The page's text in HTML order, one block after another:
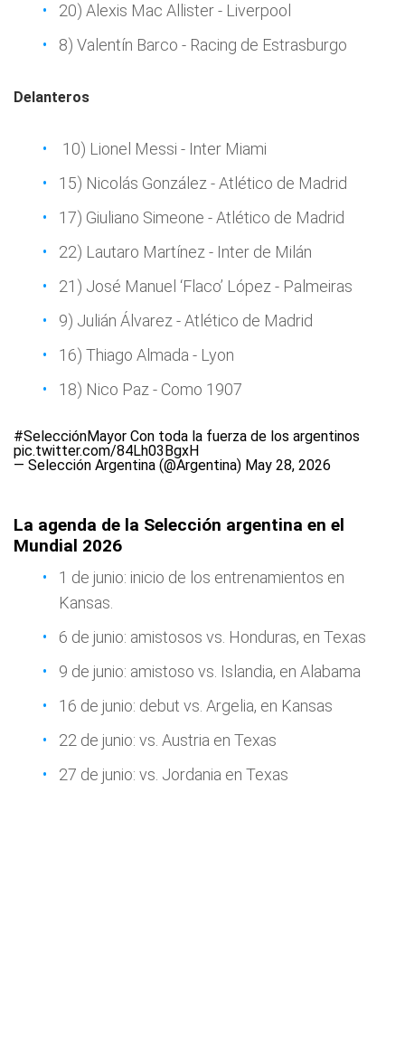
20) Alexis Mac Allister - Liverpool
8) Valentín Barco - Racing de Estrasburgo
Delanteros
10) Lionel Messi - Inter Miami
15) Nicolás González - Atlético de Madrid
17) Giuliano Simeone - Atlético de Madrid
22) Lautaro Martínez - Inter de Milán
21) José Manuel ‘Flaco’ López - Palmeiras
9) Julián Álvarez - Atlético de Madrid
16) Thiago Almada - Lyon
18) Nico Paz - Como 1907
#SelecciónMayor Con toda la fuerza de los argentinos
pic.twitter.com/84Lh03BgxH
— Selección Argentina (@Argentina) May 28, 2026
La agenda de la Selección argentina en el
Mundial 2026
1 de junio: inicio de los entrenamientos en
Kansas.
6 de junio: amistosos vs. Honduras, en Texas
9 de junio: amistoso vs. Islandia, en Alabama
16 de junio: debut vs. Argelia, en Kansas
22 de junio: vs. Austria en Texas
27 de junio: vs. Jordania en Texas